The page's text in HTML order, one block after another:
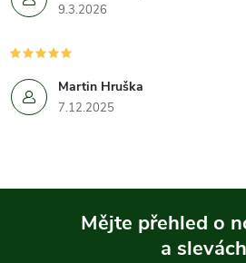
9.3.2026
Martin Hruška
7.12.2025
Mějte přehled o
a slevách